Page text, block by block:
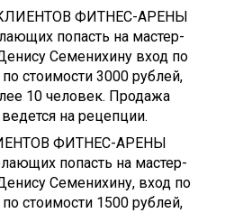
ФИТНЕС-АРЕНЫ
попасть на мастер-
Семенихину вход по
стоимости 3000 рублей,
10 человек. Продажа
на рецепции.
ФИТНЕС-АРЕНЫ
попасть на мастер-
Семенихину, вход по
стоимости 1500 рублей,